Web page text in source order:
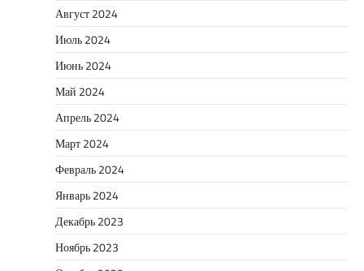
Август 2024
Июль 2024
Июнь 2024
Май 2024
Апрель 2024
Март 2024
Февраль 2024
Январь 2024
Декабрь 2023
Ноябрь 2023